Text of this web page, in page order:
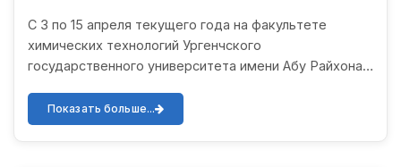
С 3 по 15 апреля текущего года на факультете
химических технологий Ургенчского
государственного университета имени Абу Райхона
очередной семинар программы CA...
Показать больше...